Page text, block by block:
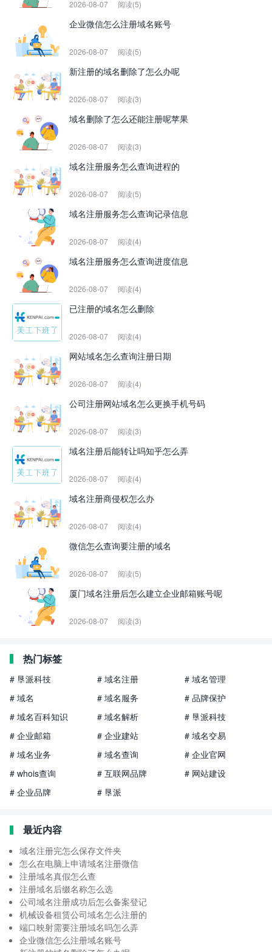
2026-08-07 阅读(5)
企业微信怎么注册域名账号
2026-08-07 阅读(5)
新注册的域名删除了怎么办呢
2026-08-07 阅读(3)
域名删除了怎么还能注册呢苹果
2026-08-07 阅读(3)
域名注册服务怎么查询进程的
2026-08-07 阅读(5)
域名注册服务怎么查询记录信息
2026-08-07 阅读(4)
域名注册服务怎么查询进度信息
2026-08-07 阅读(4)
已注册的域名怎么删除
2026-08-07 阅读(4)
网站域名怎么查询注册日期
2026-08-07 阅读(4)
公司注册网站域名怎么更换手机号码
2026-08-07 阅读(3)
域名注册后能转让吗知乎怎么弄
2026-08-07 阅读(4)
域名注册商侵权怎么办
2026-08-07 阅读(4)
微信怎么查询要注册的域名
2026-08-07 阅读(5)
厦门域名注册后怎么建立企业邮箱账号呢
2026-08-07 阅读(3)
热门标签
# 垦派科技 # 域名注册
# 域名管理
# 域名
# 域名服务
# 品牌保护
# 域名百科知识
# 域名解析
# 垦派科技
# 企业邮箱
# 企业建站
# 域名交易
# 域名业务
# 域名查询
# 企业官网
# whois查询
# 互联网品牌
# 网站建设
# 企业品牌
# 垦派
最近内容
域名注册完怎么保存文件夹
怎么在电脑上申请域名注册微信
注册域名真假怎么查
注册域名后缀名称怎么选
公司域名注册成功后怎么备案登记
机械设备租赁公司域名怎么注册的
端口映射需要注册域名吗怎么弄
企业微信怎么注册域名账号